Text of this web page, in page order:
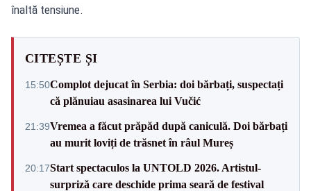
înaltă tensiune.
CITEȘTE ȘI
15:50Complot dejucat în Serbia: doi bărbați, suspectați
că plănuiau asasinarea lui Vučić
21:39Vremea a făcut prăpăd după caniculă. Doi bărbați
au murit loviți de trăsnet în râul Mureș
20:17Start spectaculos la UNTOLD 2026. Artistul-
surpriză care deschide prima seară de festival